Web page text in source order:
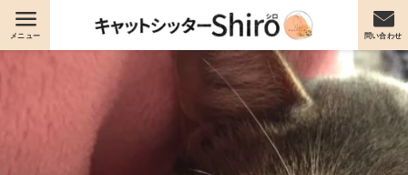
問い合わせ
メニュー